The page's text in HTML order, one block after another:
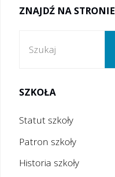
ZNAJDŹ NA STRONIE
SZKOŁA
Statut szkoły
Patron szkoły
Historia szkoły